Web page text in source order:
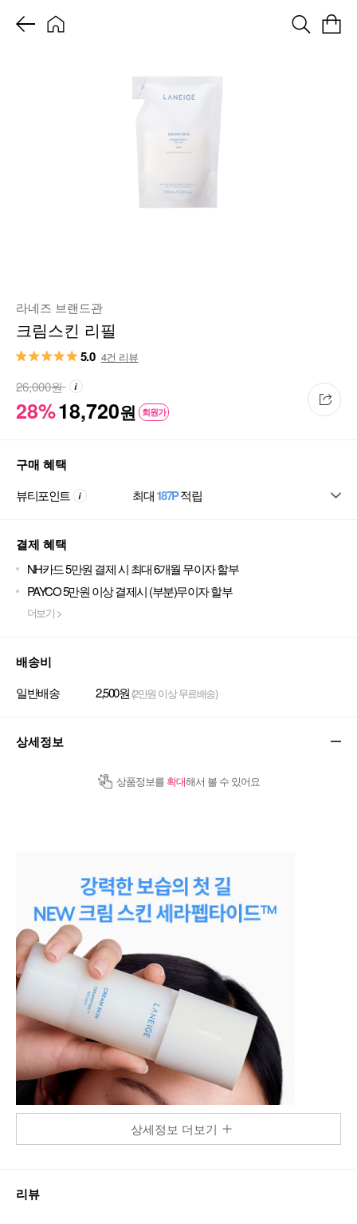
라네즈 브랜드관
크림스킨 리필
5.0 4건 리뷰
28%18,720원 회원가
26,000원
구매 혜택
뷰티포인트 최대187P적립
결제 혜택
NH카드 5만원 결제 시 최대 6개월 무이자 할부
PAYCO 5만원 이상 결제시 (부분)무이자 할부
더보기 >
배송비
일반배송 2,500원 (2만원 이상 무료배송)
상세정보
상품정보를 확대해서 볼 수 있어요
상세정보 더보기
리뷰